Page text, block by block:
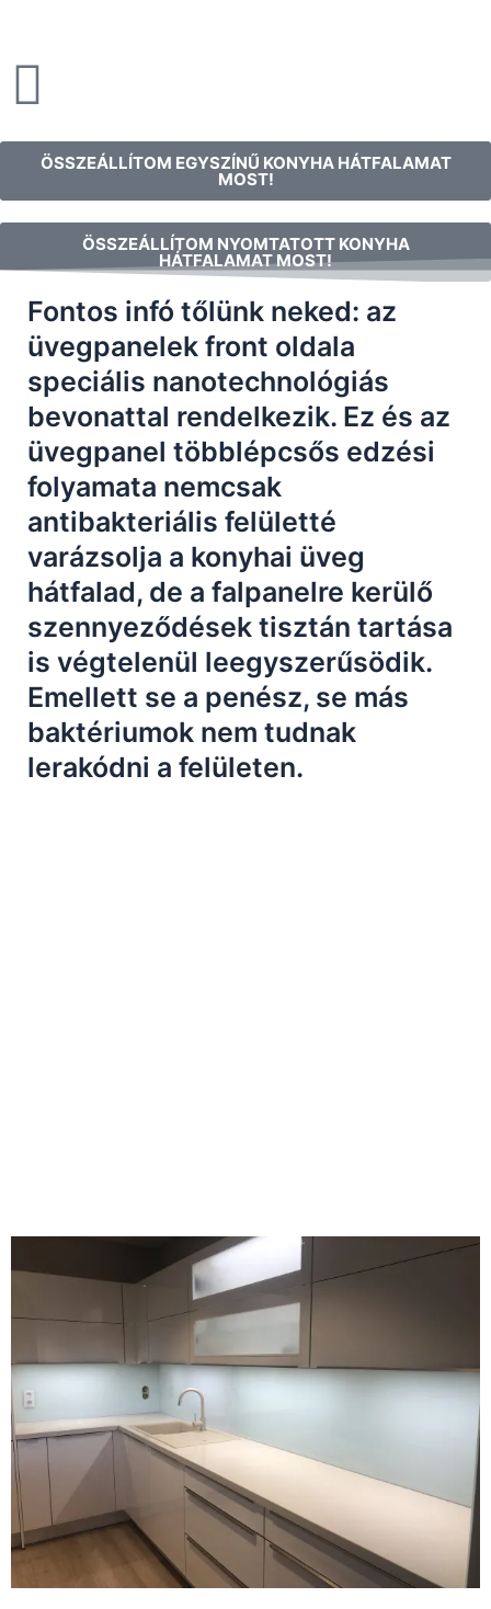
ÖSSZEÁLLÍTOM EGYSZÍNŰ KONYHA HÁTFALAMAT
MOST!
ÖSSZEÁLLÍTOM NYOMTATOTT KONYHA
HÁTFALAMAT MOST!
Fontos infó tőlünk neked: az
üvegpanelek front oldala
speciális nanotechnológiás
bevonattal rendelkezik. Ez és az
üvegpanel többlépcsős edzési
folyamata nemcsak
antibakteriális felületté
varázsolja a konyhai üveg
hátfalad, de a falpanelre kerülő
szennyeződések tisztán tartása
is végtelenül leegyszerűsödik.
Emellett se a penész, se más
baktériumok nem tudnak
lerakódni a felületen.